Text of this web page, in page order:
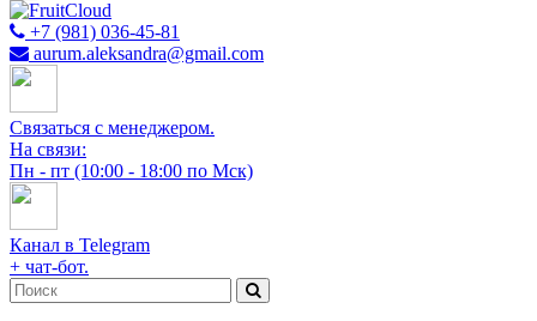
+7 (981) 036-45-81
aurum.aleksandra@gmail.com
Связаться с менеджером.
На связи:
Пн - пт (10:00 - 18:00 по Мск)
Канал в Telegram
+ чат-бот.